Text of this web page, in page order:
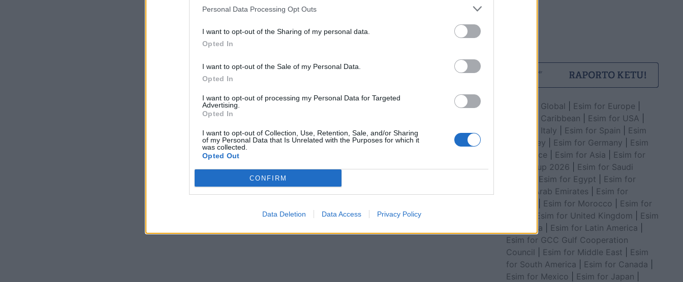
Personal Data Processing Opt Outs
I want to opt-out of the Sharing of my personal data.
Opted In
I want to opt-out of the Sale of my Personal Data.
Opted In
I want to opt-out of processing my Personal Data for Targeted
Advertising.
Opted In
I want to opt-out of Collection, Use, Retention, Sale, and/or Sharing
of my Personal Data that Is Unrelated with the Purposes for which it
was collected.
Opted Out
CONFIRM
Data Deletion Data Access Privacy Policy
Esim for Global Esim for Europe
Esim for Caribbean
Esim for USA
Esim for Italy
Esim for Spain
Esim
for Turkey
Esim for Germany
Esim
for Greece
Esim for Asia
Esim for
World Cup 2026
Esim for Saudi
Esim for Egypt
Esim for
United Arab Emirates
Esim for
Esim for Morocco
Esim for
Esim for United Kingdom
Esim
for Africa
Esim for Latin America
Esim for GCC Gulf Cooperation
Council
Esim for Middle East
Esim
for South America
Esim for Canada
Esim for Mexico
Esim for Japan